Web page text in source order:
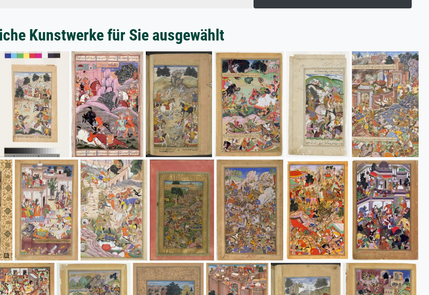
Kunstwerke für Sie ausgewählt